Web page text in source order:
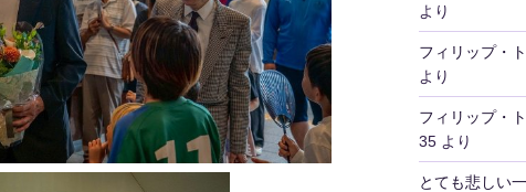
より
フィリップ・
より
フィリップ・
35より
とても悲しい